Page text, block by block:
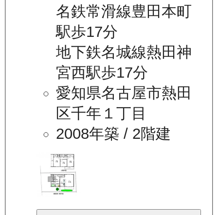
名鉄常滑線豊田本町
駅歩17分
地下鉄名城線熱田神
宮西駅歩17分
愛知県名古屋市熱田
区千年１丁目
2008年築 / 2階建